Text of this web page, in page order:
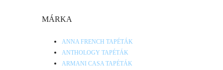
MÁRKA
ANNA FRENCH TAPÉTÁK
ANTHOLOGY TAPÉTÁK
ARMANI CASA TAPÉTÁK